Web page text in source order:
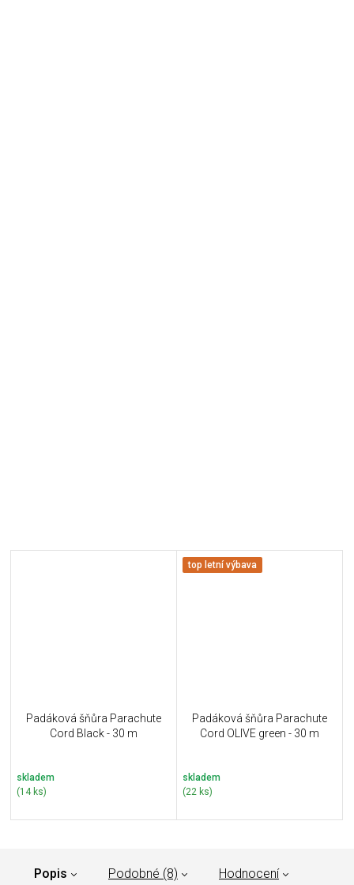
Padáková šňůra Parachute
Cord Black - 30 m
skladem
(14 ks)
top letní výbava
Padáková šňůra Parachute
Cord OLIVE green - 30 m
skladem
(22 ks)
Popis Podobné (8) Hodnocení